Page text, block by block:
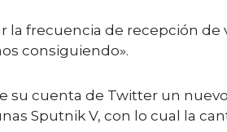
la frecuencia de recepción
consiguiendo».
su cuenta de Twitter un
Sputnik V, con lo cual la